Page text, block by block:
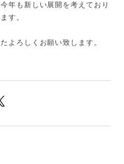
年も新しい展開を考えており
す。
よろしくお願い致します。